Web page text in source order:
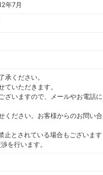
年7月
ください。
いただきます。
ざいますので、メールやお電話に
ください。お客様からのお問い合
止とされている場合もございます
を行います。